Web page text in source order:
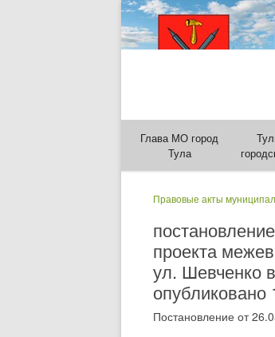
Глава МО город
Тула
Правовые акты
проекта
ул. Шевченко
опубликовано
Постановление от